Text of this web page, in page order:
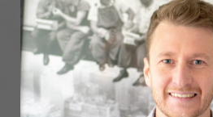
d’ordre techniques ou
pour vous conseiller et
Le savoir-faire acquis auprès
également permis
réglementaires,